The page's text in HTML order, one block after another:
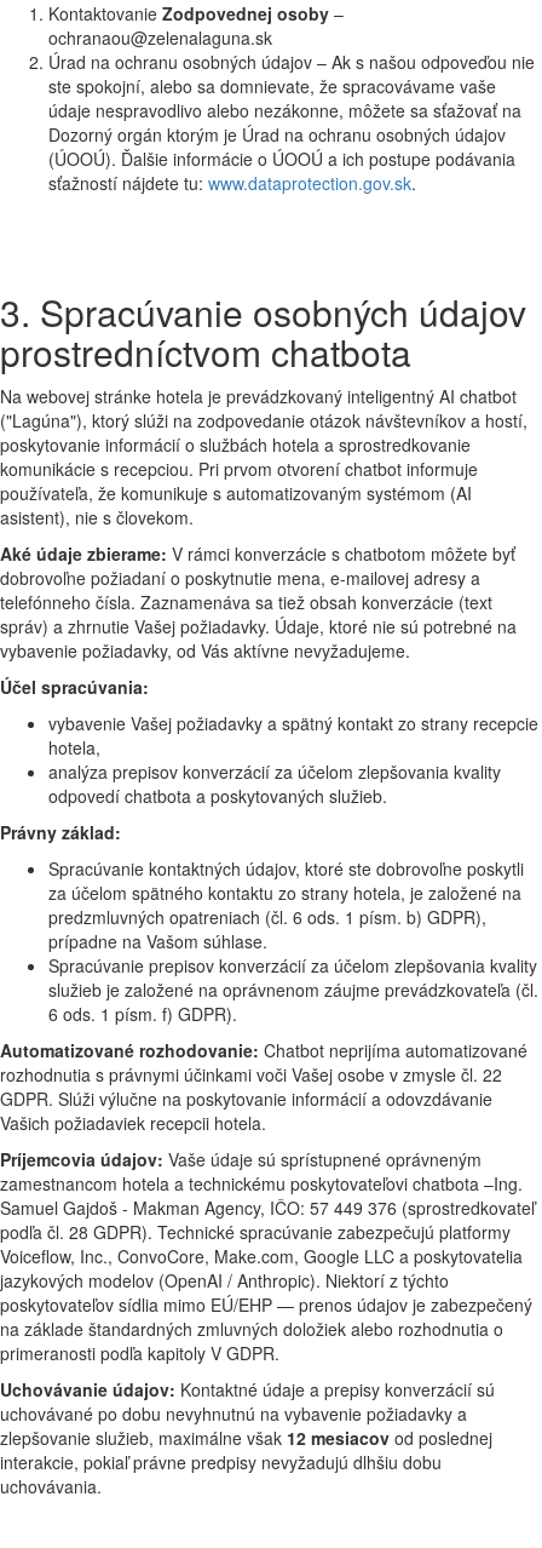
Kontaktovanie Zodpovednej osoby –
ochranaou@zelenalaguna.sk
Úrad na ochranu osobných údajov – Ak s našou odpoveďou nie
ste spokojní, alebo sa domnievate, že spracovávame vaše
údaje nespravodlivo alebo nezákonne, môžete sa sťažovať na
Dozorný orgán ktorým je Úrad na ochranu osobných údajov
(ÚOOÚ). Ďalšie informácie o ÚOOÚ a ich postupe podávania
sťažností nájdete tu: www.dataprotection.gov.sk.
3. Spracúvanie osobných údajov
prostredníctvom chatbota
Na webovej stránke hotela je prevádzkovaný inteligentný AI chatbot
("Lagúna"), ktorý slúži na zodpovedanie otázok návštevníkov a hostí,
poskytovanie informácií o službách hotela a sprostredkovanie
komunikácie s recepciou. Pri prvom otvorení chatbot informuje
používateľa, že komunikuje s automatizovaným systémom (AI
asistent), nie s človekom.
Aké údaje zbierame: V rámci konverzácie s chatbotom môžete byť
dobrovoľne požiadaní o poskytnutie mena, e-mailovej adresy a
telefónneho čísla. Zaznamenáva sa tiež obsah konverzácie (text
správ) a zhrnutie Vašej požiadavky. Údaje, ktoré nie sú potrebné na
vybavenie požiadavky, od Vás aktívne nevyžadujeme.
Účel spracúvania:
vybavenie Vašej požiadavky a spätný kontakt zo strany recepcie
hotela,
analýza prepisov konverzácií za účelom zlepšovania kvality
odpovedí chatbota a poskytovaných služieb.
Právny základ:
Spracúvanie kontaktných údajov, ktoré ste dobrovoľne poskytli
za účelom spätného kontaktu zo strany hotela, je založené na
predzmluvných opatreniach (čl. 6 ods. 1 písm. b) GDPR),
prípadne na Vašom súhlase.
Spracúvanie prepisov konverzácií za účelom zlepšovania kvality
služieb je založené na oprávnenom záujme prevádzkovateľa (čl.
6 ods. 1 písm. f) GDPR).
Automatizované rozhodovanie: Chatbot neprijíma automatizované
rozhodnutia s právnymi účinkami voči Vašej osobe v zmysle čl. 22
GDPR. Slúži výlučne na poskytovanie informácií a odovzdávanie
Vašich požiadaviek recepcii hotela.
Príjemcovia údajov: Vaše údaje sú sprístupnené oprávneným
zamestnancom hotela a technickému poskytovateľovi chatbota –Ing.
Samuel Gajdoš - Makman Agency, IČO: 57 449 376 (sprostredkovateľ
podľa čl. 28 GDPR). Technické spracúvanie zabezpečujú platformy
Voiceflow, Inc., ConvoCore, Make.com, Google LLC a poskytovatelia
jazykových modelov (OpenAI / Anthropic). Niektorí z týchto
poskytovateľov sídlia mimo EÚ/EHP — prenos údajov je zabezpečený
na základe štandardných zmluvných doložiek alebo rozhodnutia o
primeranosti podľa kapitoly V GDPR.
Uchovávanie údajov: Kontaktné údaje a prepisy konverzácií sú
uchovávané po dobu nevyhnutnú na vybavenie požiadavky a
zlepšovanie služieb, maximálne však 12 mesiacov od poslednej
interakcie, pokiaľ právne predpisy nevyžadujú dlhšiu dobu
uchovávania.